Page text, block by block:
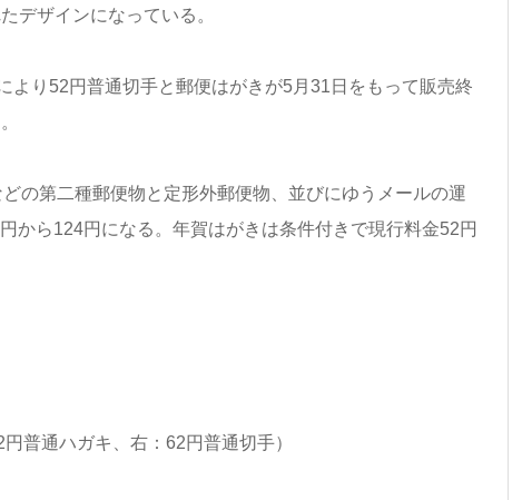
デザインになっている。
り52円普通切手と郵便はがきが5月31日をもって販売終
の第二種郵便物と定形外郵便物、並びにゆうメールの運
から124円になる。年賀はがきは条件付きで現行料金52円
普通ハガキ、右：62円普通切手）